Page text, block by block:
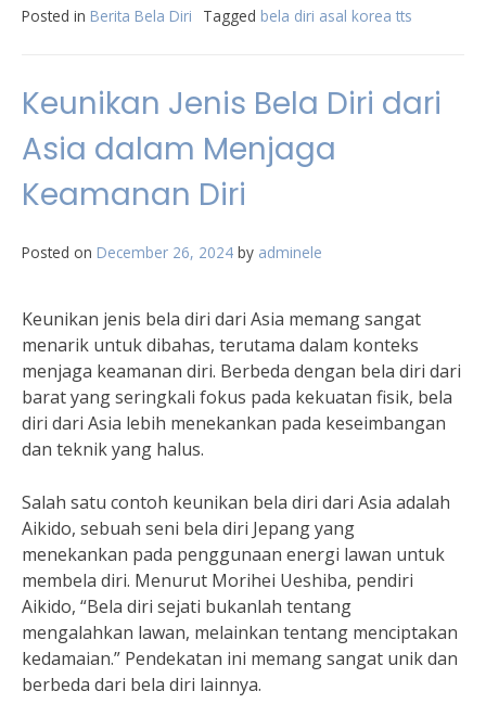
Posted in Berita Bela Diri Tagged bela diri asal korea tts
Keunikan Jenis Bela Diri dari
Asia dalam Menjaga
Keamanan Diri
Posted on December 26, 2024 by adminele
Keunikan jenis bela diri dari Asia memang sangat
menarik untuk dibahas, terutama dalam konteks
menjaga keamanan diri. Berbeda dengan bela diri dari
barat yang seringkali fokus pada kekuatan fisik, bela
diri dari Asia lebih menekankan pada keseimbangan
dan teknik yang halus.
Salah satu contoh keunikan bela diri dari Asia adalah
Aikido, sebuah seni bela diri Jepang yang
menekankan pada penggunaan energi lawan untuk
membela diri. Menurut Morihei Ueshiba, pendiri
Aikido, “Bela diri sejati bukanlah tentang
mengalahkan lawan, melainkan tentang menciptakan
kedamaian.” Pendekatan ini memang sangat unik dan
berbeda dari bela diri lainnya.